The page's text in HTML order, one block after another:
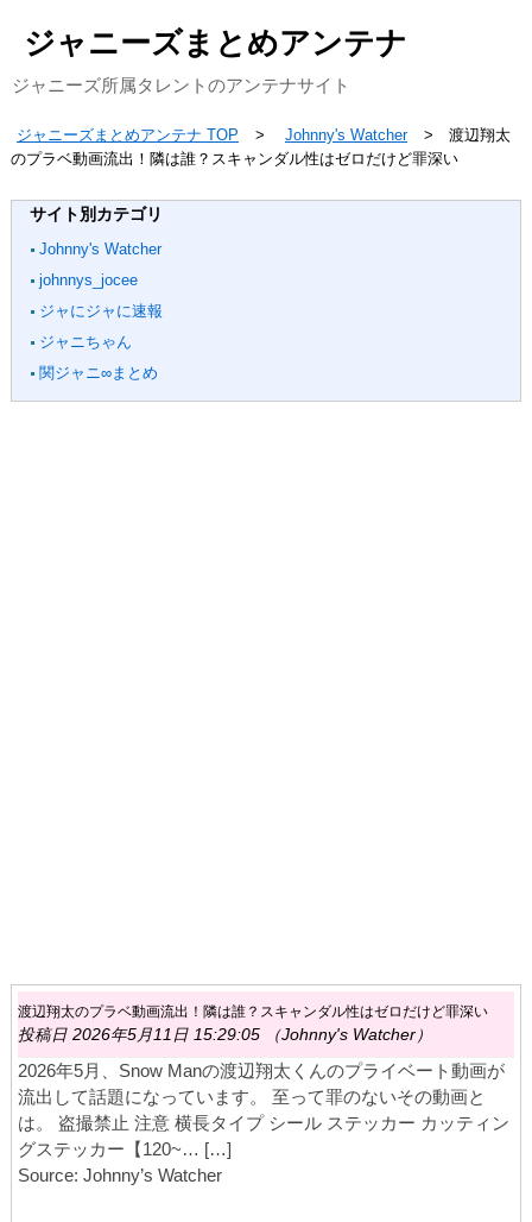
ジャニーズまとめアンテナ
ジャニーズ所属タレントのアンテナサイト
ジャニーズまとめアンテナ TOP Johnny's Watcher
渡辺翔太
のプラベ動画流出！隣は誰？スキャンダル性はゼロだけど罪深い
サイト別カテゴリ
Johnny's Watcher
johnnys_jocee
ジャにジャに速報
ジャニちゃん
関ジャニ∞まとめ
渡辺翔太のプラベ動画流出！隣は誰？スキャンダル性はゼロだけど罪深い
投稿日 2026年5月11日 15:29:05 （Johnny's Watcher）
2026年5月、Snow Manの渡辺翔太くんのプライベート動画が
流出して話題になっています。 至って罪のないその動画と
は。 盗撮禁止 注意 横長タイプ シール ステッカー カッティン
グステッカー【120~… […]
Source: Johnny’s Watcher